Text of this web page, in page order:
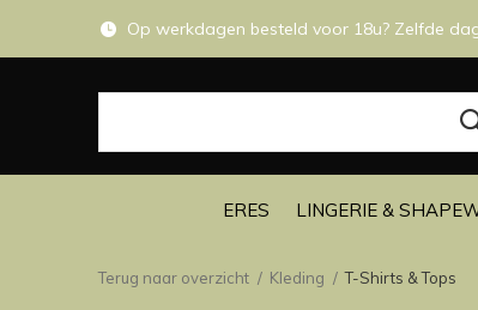
ERES LINGERIE &
Op werkdagen besteld voor 18u? Zelfde
Terug naar overzicht Kleding T-Shirts & Tops